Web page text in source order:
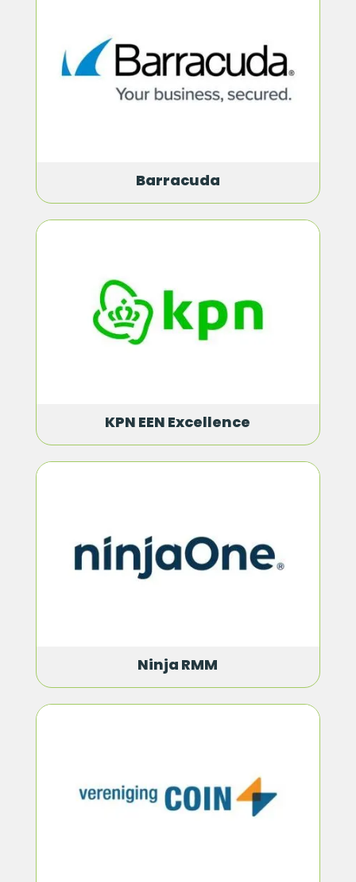
Barracuda
KPN EEN Excellence
Ninja RMM